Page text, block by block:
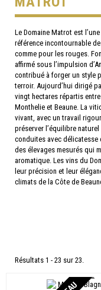
Le Domaine Matrot est
référence incontournable
comme pour les rouges.
affirmé sous l’impulsion
contribué à forger un style
terroir. Aujourd’hui dirigé
vingt hectares répartis
Monthelie et Beaune. La
vivant, avec un travail
préserver l’équilibre
conduites avec
des élevages mesurés qui
aromatique. Les vins du
leur précision et leur
climats de la Côte de
Résultats 1 - 23 sur 23.